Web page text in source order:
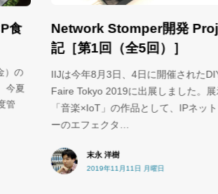
Network Stomper開発
記［第1回（全5回）］
IIJは今年8月3日、4日に開催されたDIY
Faire Tokyo 2019に出展しました。展示
「音楽×IoT」の作品として、IPネットワ
ーのエフェクタ…
末永 洋樹
2019年11月11日 月曜日